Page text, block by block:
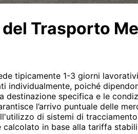
Trasporto
tipicamente 1-3 giorni
individualmente, poiché
specifica e le
l’arrivo puntuale delle
di sistemi di
in base alla tariffa